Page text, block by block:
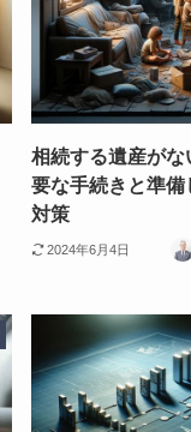
相続する遺産がな
要な手続きと準備
対策
2024年6月4日